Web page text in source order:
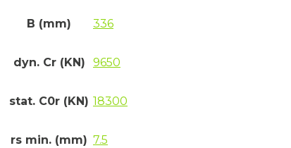
B (mm) 336
dyn. Cr (KN) 9650
stat. C0r (KN) 18300
rs min. (mm) 7.5